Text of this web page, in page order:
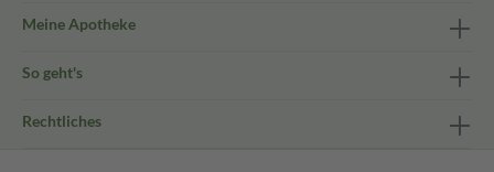
Meine Apotheke
So geht's
Rechtliches